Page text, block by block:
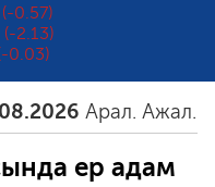
(-0.57)
(-2.13)
0.03)
Арал. Ажал.
ер адам